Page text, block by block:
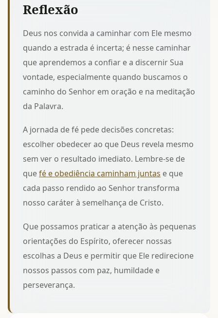
Reflexão
Deus nos convida a caminhar com Ele mesmo
quando a estrada é incerta; é nesse caminhar
que aprendemos a confiar e a discernir Sua
vontade, especialmente quando buscamos o
caminho do Senhor em oração e na meditação
da Palavra.
A jornada de fé pede decisões concretas:
escolher obedecer ao que Deus revela mesmo
sem ver o resultado imediato. Lembre-se de
quefé e obediência caminham juntas e que
cada passo rendido ao Senhor transforma
nosso caráter à semelhança de Cristo.
Que possamos praticar a atenção às pequenas
orientações do Espírito, oferecer nossas
escolhas a Deus e permitir que Ele redirecione
nossos passos com paz, humildade e
perseverança.